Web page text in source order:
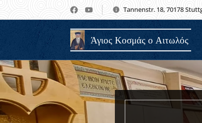
Tannenstr. 18, 70178
Άγιος Κοσμάς ο Αιτωλός